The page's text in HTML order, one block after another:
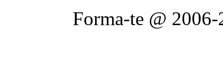
Forma-te @